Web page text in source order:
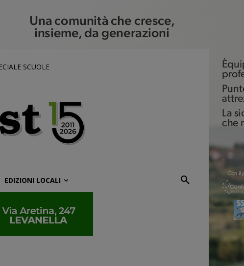
SCUOLE
EDIZIONI LOCALI